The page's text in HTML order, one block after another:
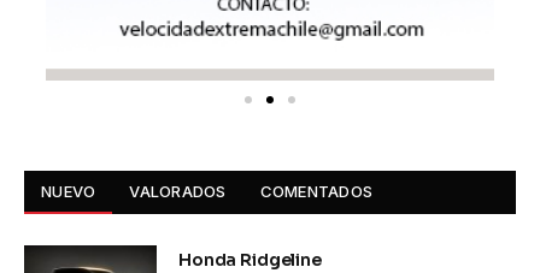
NUEVO VALORADOS COMENTADOS
Honda Ridgeline